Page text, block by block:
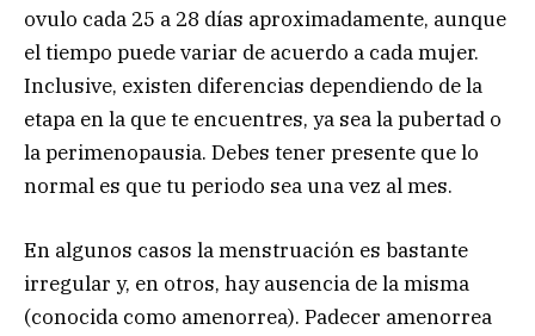
ovulo cada 25 a 28 días aproximadamente, aunque
el tiempo puede variar de acuerdo a cada mujer.
Inclusive, existen diferencias dependiendo de la
etapa en la que te encuentres, ya sea la pubertad o
la perimenopausia. Debes tener presente que lo
normal es que tu periodo sea una vez al mes.
En algunos casos la menstruación es bastante
irregular y, en otros, hay ausencia de la misma
(conocida como amenorrea). Padecer amenorrea